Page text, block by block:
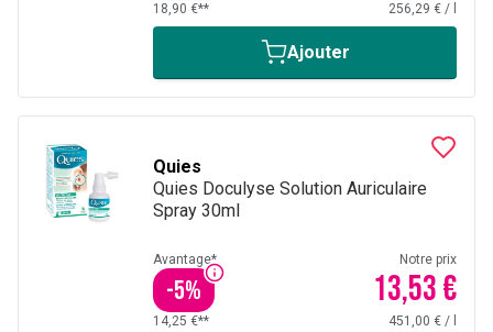
18,90 €** 256,29 € /
Ajouter
Quies
Quies Doculyse Solution Auriculaire
Spray 30ml
Avantage*
-5%
Notre prix
13,53 €
14,25 €** 451,00 € /